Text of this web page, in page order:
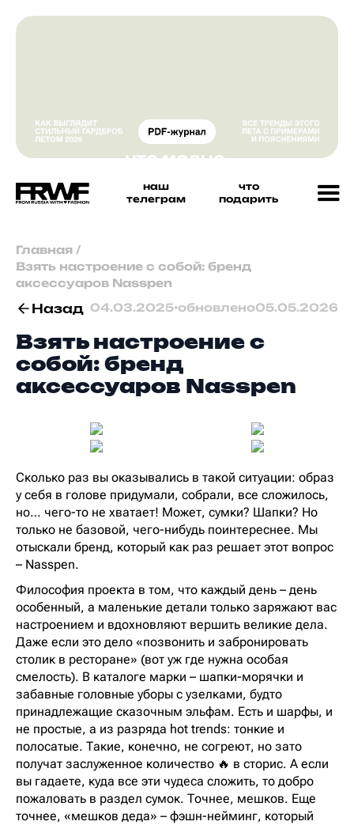
наш
телеграм
что
подарить
Главная /
Взять настроение с собой: бренд
аксессуаров Nasspen
Назад 04.03.2025•обновлено05.05.2026
Взять настроение с
собой: бренд
аксессуаров Nasspen
Сколько раз вы оказывались в такой ситуации: образ
у себя в голове придумали, собрали, все сложилось,
но… чего-то не хватает! Может, сумки? Шапки? Но
только не базовой, чего-нибудь поинтереснее. Мы
отыскали бренд, который как раз решает этот вопрос
– Nasspen.
Философия проекта в том, что каждый день – день
особенный, а маленькие детали только заряжают вас
настроением и вдохновляют вершить великие дела.
Даже если это дело «позвонить и забронировать
столик в ресторане» (вот уж где нужна особая
смелость). В каталоге марки – шапки-морячки и
забавные головные уборы с узелками, будто
принадлежащие сказочным эльфам. Есть и шарфы, и
не простые, а из разряда hot trends: тонкие и
полосатые. Такие, конечно, не согреют, но зато
получат заслуженное количество 🔥 в сторис. А если
вы гадаете, куда все эти чудеса сложить, то добро
пожаловать в раздел сумок. Точнее, мешков. Еще
точнее, «мешков деда» – фэшн-нейминг, который